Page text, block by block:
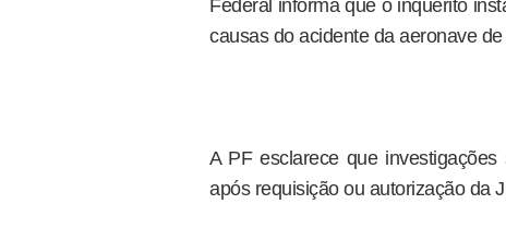
Federal informa que o inquérito
causas do acidente da aeronave
A PF esclarece que
após requisição ou autorização da